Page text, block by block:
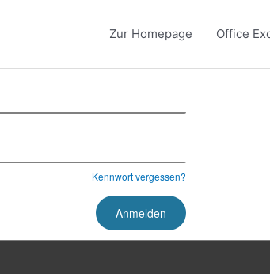
Zur Homepage Office
Kennwort vergessen?